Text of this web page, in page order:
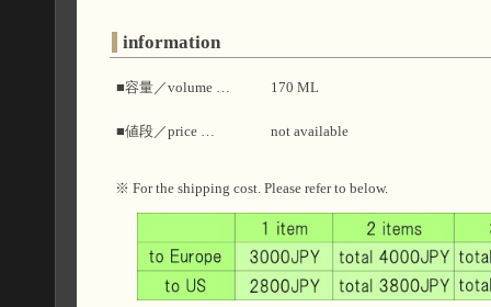
information
■容量／volume … 170 ML
■値段／price … not available
※ For the shipping cost. Please refer to below.